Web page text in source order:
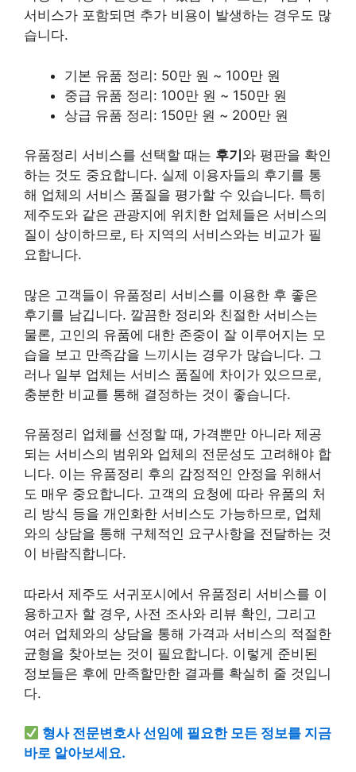
서비스가 포함되면 추가 비용이 발생하는 경우도 많
습니다.
기본 유품 정리: 50만 원 ~ 100만 원
중급 유품 정리: 100만 원 ~ 150만 원
상급 유품 정리: 150만 원 ~ 200만 원
유품정리 서비스를 선택할 때는 후기 와 평판을 확인
하는 것도 중요합니다. 실제 이용자들의 후기를 통
해 업체의 서비스 품질을 평가할 수 있습니다. 특히
제주도와 같은 관광지에 위치한 업체들은 서비스의
질이 상이하므로, 타 지역의 서비스와는 비교가 필
요합니다.
많은 고객들이 유품정리 서비스를 이용한 후 좋은
후기를 남깁니다. 깔끔한 정리와 친절한 서비스는
물론, 고인의 유품에 대한 존중이 잘 이루어지는 모
습을 보고 만족감을 느끼시는 경우가 많습니다. 그
러나 일부 업체는 서비스 품질에 차이가 있으므로,
충분한 비교를 통해 결정하는 것이 좋습니다.
유품정리 업체를 선정할 때, 가격뿐만 아니라 제공
되는 서비스의 범위와 업체의 전문성도 고려해야 합
니다. 이는 유품정리 후의 감정적인 안정을 위해서
도 매우 중요합니다. 고객의 요청에 따라 유품의 처
리 방식 등을 개인화한 서비스도 가능하므로, 업체
와의 상담을 통해 구체적인 요구사항을 전달하는 것
이 바람직합니다.
따라서 제주도 서귀포시에서 유품정리 서비스를 이
용하고자 할 경우, 사전 조사와 리뷰 확인, 그리고
여러 업체와의 상담을 통해 가격과 서비스의 적절한
균형을 찾아보는 것이 필요합니다. 이렇게 준비된
정보들은 후에 만족할만한 결과를 확실히 줄 것입니
다.
형사 전문변호사 선임에 필요한 모든 정보를 지금
바로 알아보세요.